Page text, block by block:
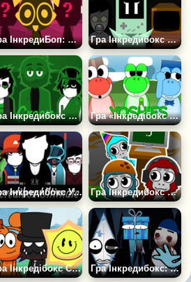
Гра ІнкредиБоп: Дедлайн (Спадщина) Гра Інкредибокс Мелофобія
Гра Інкредибокс Зелений Колорбокс Гра «Інкредібокс Йоші»
Гра Інкредибокс Ультимейт Симулятор Гра Інкредибокс Банана
Гра Інкредібокс Спрункстерс Гра Інкредибокс: Холодний, як Мороз